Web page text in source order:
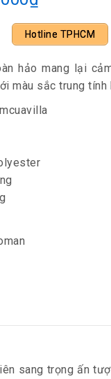
Hotline TPHCM
hảo mang lại
màu sắc trung tính
sang trọng ấn